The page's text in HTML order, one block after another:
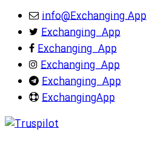
info@Exchanging.App
Exchanging_App
Exchanging_App
Exchanging_App
Exchanging_App
ExchangingApp